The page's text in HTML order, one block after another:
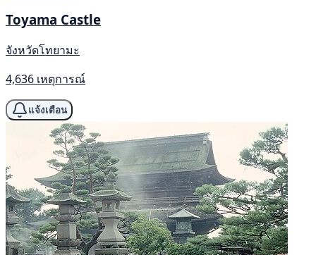
Toyama Castle
จังหวัดโทยามะ
4,636 เหตุการณ์
แจ้งเตือน